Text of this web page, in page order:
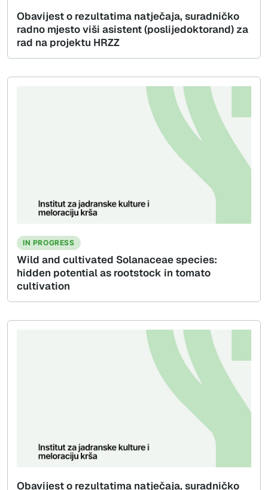
Obavijest o rezultatima natječaja, suradničko
radno mjesto viši asistent (poslijedoktorand) za
rad na projektu HRZZ
IN PROGRESS
Wild and cultivated Solanaceae species:
hidden potential as rootstock in tomato
cultivation
Obavijest o rezultatima natječaja, suradničko